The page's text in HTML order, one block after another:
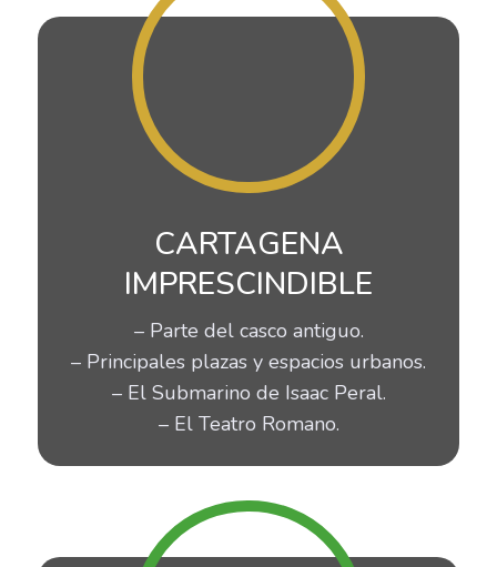
CARTAGENA
IMPRESCINDIBLE
– Parte del casco antiguo.
– Principales plazas y espacios urbanos.
– El Submarino de Isaac Peral.
– El Teatro Romano.